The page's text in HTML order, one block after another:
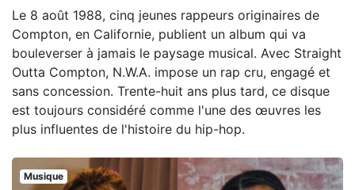
Le 8 août 1988, cinq jeunes rappeurs originaires de
Compton, en Californie, publient un album qui va
bouleverser à jamais le paysage musical. Avec Straight
Outta Compton, N.W.A. impose un rap cru, engagé et
sans concession. Trente-huit ans plus tard, ce disque
est toujours considéré comme l'une des œuvres les
plus influentes de l'histoire du hip-hop.
Musique